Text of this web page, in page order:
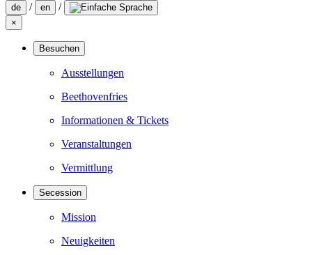
de / en /
×
Besuchen
Ausstellungen
Beethovenfries
Informationen & Tickets
Veranstaltungen
Vermittlung
Secession
Mission
Neuigkeiten